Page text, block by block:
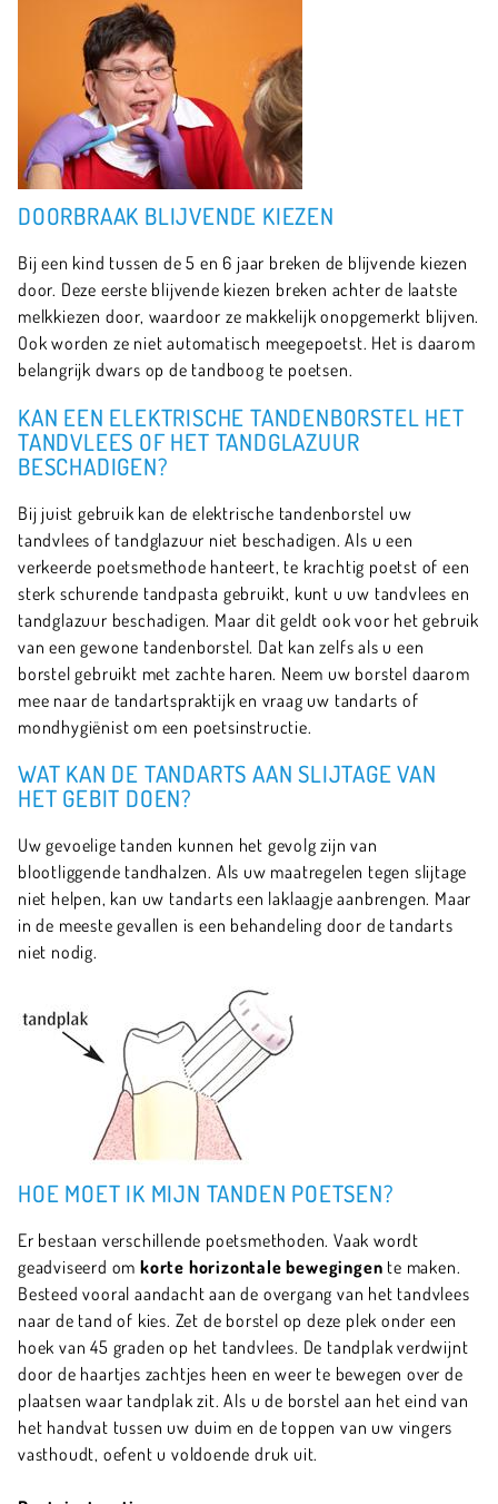
DOORBRAAK BLIJVENDE KIEZEN
Bij een kind tussen de 5 en 6 jaar breken de blijvende kiezen
door. Deze eerste blijvende kiezen breken achter de laatste
melkkiezen door, waardoor ze makkelijk onopgemerkt blijven.
Ook worden ze niet automatisch meegepoetst. Het is daarom
belangrijk dwars op de tandboog te poetsen.
KAN EEN ELEKTRISCHE TANDENBORSTEL HET
TANDVLEES OF HET TANDGLAZUUR
BESCHADIGEN?
Bij juist gebruik kan de elektrische tandenborstel uw
tandvlees of tandglazuur niet beschadigen. Als u een
verkeerde poetsmethode hanteert, te krachtig poetst of een
sterk schurende tandpasta gebruikt, kunt u uw tandvlees en
tandglazuur beschadigen. Maar dit geldt ook voor het gebruik
van een gewone tandenborstel. Dat kan zelfs als u een
borstel gebruikt met zachte haren. Neem uw borstel daarom
mee naar de tandartspraktijk en vraag uw tandarts of
mondhygiënist om een poetsinstructie.
WAT KAN DE TANDARTS AAN SLIJTAGE VAN
HET GEBIT DOEN?
Uw gevoelige tanden kunnen het gevolg zijn van
blootliggende tandhalzen. Als uw maatregelen tegen slijtage
niet helpen, kan uw tandarts een laklaagje aanbrengen. Maar
in de meeste gevallen is een behandeling door de tandarts
niet nodig.
HOE MOET IK MIJN TANDEN POETSEN?
Er bestaan verschillende poetsmethoden. Vaak wordt
geadviseerd omkorte horizontale bewegingen te maken.
Besteed vooral aandacht aan de overgang van het tandvlees
naar de tand of kies. Zet de borstel op deze plek onder een
hoek van 45 graden op het tandvlees. De tandplak verdwijnt
door de haartjes zachtjes heen en weer te bewegen over de
plaatsen waar tandplak zit. Als u de borstel aan het eind van
het handvat tussen uw duim en de toppen van uw vingers
vasthoudt, oefent u voldoende druk uit.